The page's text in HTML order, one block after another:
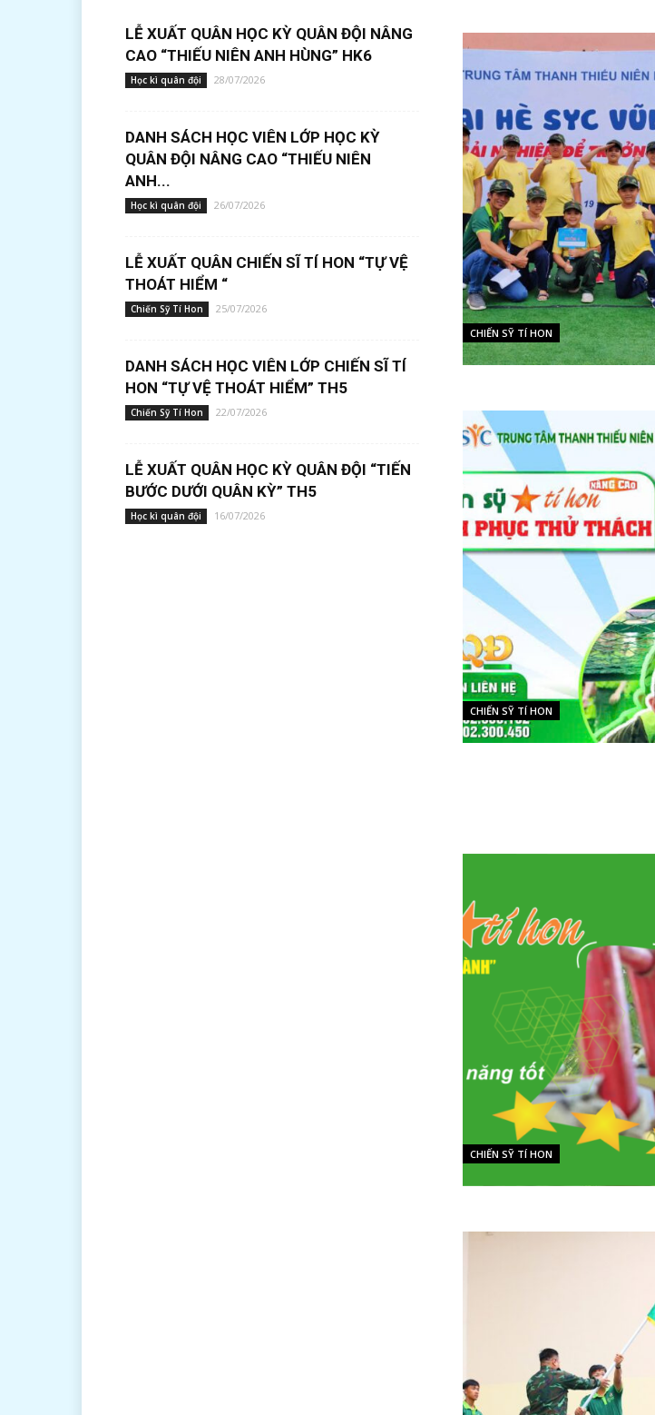
CHIẾN SỸ TÍ HON
CHIẾN SỸ TÍ HON
CHIẾN SỸ TÍ HON
LỄ XUẤT QUÂN HỌC KỲ QUÂN ĐỘI NÂNG
CAO “THIẾU NIÊN ANH HÙNG” HK6
Học kì quân đội 28/07/2026
DANH SÁCH HỌC VIÊN LỚP HỌC KỲ
QUÂN ĐỘI NÂNG CAO “THIẾU NIÊN
ANH...
Học kì quân đội 26/07/2026
LỄ XUẤT QUÂN CHIẾN SĨ TÍ HON “TỰ VỆ
THOÁT HIỂM “
Chiến Sỹ Tí Hon 25/07/2026
DANH SÁCH HỌC VIÊN LỚP CHIẾN SĨ TÍ
HON “TỰ VỆ THOÁT HIỂM” TH5
Chiến Sỹ Tí Hon 22/07/2026
LỄ XUẤT QUÂN HỌC KỲ QUÂN ĐỘI “TIẾN
BƯỚC DƯỚI QUÂN KỲ” TH5
Học kì quân đội 16/07/2026